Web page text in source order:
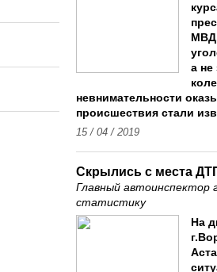
а не
невнимательности
происшествия стали
15 / 04 / 2019
Скрылись с места
Главный автоинспектор
статистику
На